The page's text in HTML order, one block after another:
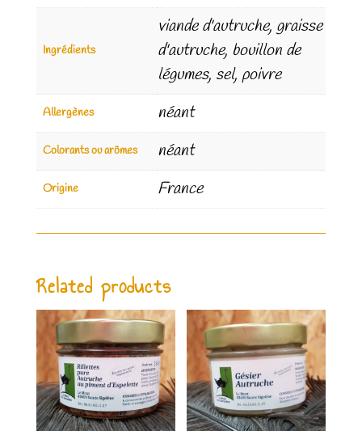
Ingrédients
viande d'autruche, graisse
d'autruche, bouillon de
légumes, sel, poivre
Allergènes néant
Colorants ou arômes néant
Origine France
Related products